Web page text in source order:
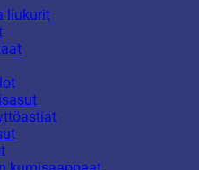
liukurit